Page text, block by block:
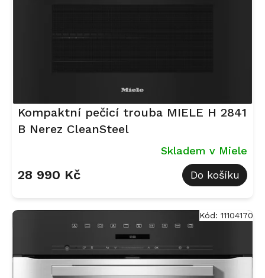
Kompaktní pečicí trouba MIELE H 2841
B Nerez CleanSteel
Skladem v Miele
28 990 Kč Do košíku
Kód: 11104170